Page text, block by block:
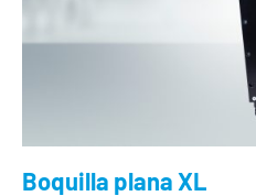
Boquilla plana XL